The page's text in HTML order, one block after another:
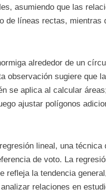
asumiendo que las
de líneas rectas, mientras
alrededor de un
observación sugiere que
se aplica al calcular
ajustar polígonos
lineal, una técnica
de voto. La
refleja la tendencia
relaciones en